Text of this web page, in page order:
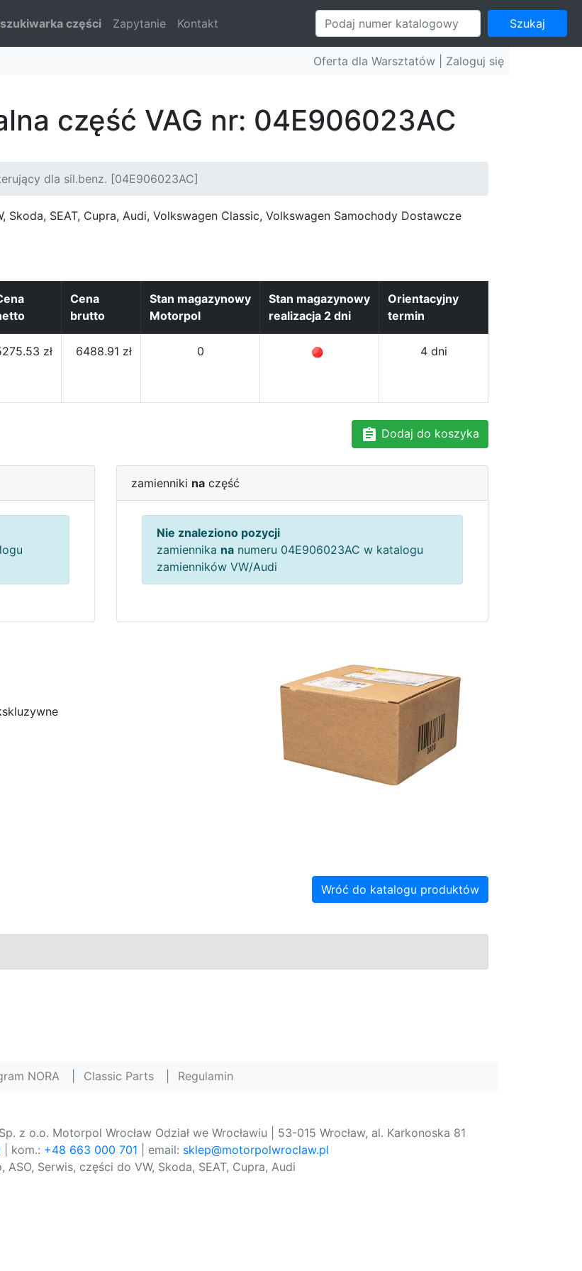
części Zapytanie Kontakt Szukaj
Oferta dla Warsztatów | Zaloguj się
część VAG nr: 04E906023AC
dla sil.benz. [04E906023AC]
Skoda, SEAT, Cupra, Audi, Volkswagen Classic, Volkswagen Samochody Dostawcze
Cena
brutto
Stan magazynowy
Motorpol
Stan magazynowy
realizacja 2 dni
Orientacyjny
termin
zł 6488.91 zł 0 4 dni
Dodaj do koszyka
zamienniki na część
Nie znaleziono pozycji
zamiennika na numeru 04E906023AC w katalogu
zamienników VW/Audi
Wróć do katalogu produktów
NORA Classic Parts Regulamin
z o.o. Motorpol Wrocław Odział we Wrocławiu | 53-015 Wrocław, al. Karkonoska 81
| kom.: +48 663 000 701 | email: sklep@motorpolwroclaw.pl
ASO, Serwis, części do VW, Skoda, SEAT, Cupra, Audi